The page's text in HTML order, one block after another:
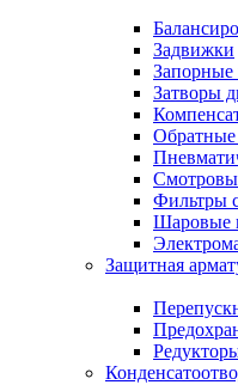
Задвижки
Запорные
Затворы
Фильтры
Шаровые
Защитная